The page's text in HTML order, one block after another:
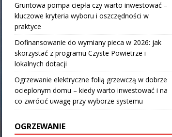
Gruntowa pompa ciepła czy warto inwestować –
kluczowe kryteria wyboru i oszczędności w
praktyce
Dofinansowanie do wymiany pieca w 2026: jak
skorzystać z programu Czyste Powietrze i
lokalnych dotacji
Ogrzewanie elektryczne folią grzewczą w dobrze
ocieplonym domu – kiedy warto inwestować i na
co zwrócić uwagę przy wyborze systemu
OGRZEWANIE